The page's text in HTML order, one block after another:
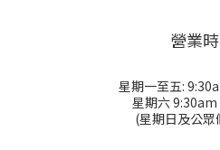
營業
星期一至五:
星期六
(星期日及公眾